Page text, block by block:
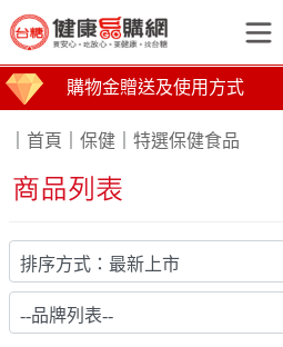
購物金贈送及使用方式
商品到貨時間說明
台糖產品這裡買 健康美味帶
買安心 吃放心 要健康 找台糖
台糖產品 食在安心 查驗報
全臺第1家最環保國營企業
首頁 保健 特選保健食品